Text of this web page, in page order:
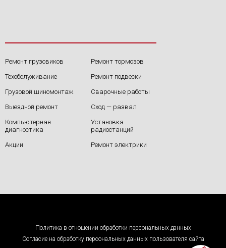
Ремонт грузовиков
Техобслуживание
Грузовой шиномонтаж
Ремонт тормозов
Ремонт подвески
Сварочные работы
Сход — развал
Установка
радиостанций
Компьютерная
диагностика
Ремонт электрики
Выездной ремонт
Акции
Политика в отношении обработки персональных данных
Согласие на обработку персональных данных пользователя сайта